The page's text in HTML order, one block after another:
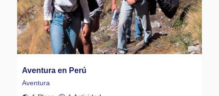
Aventura en Perú
Aventura